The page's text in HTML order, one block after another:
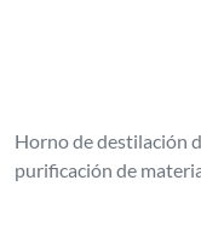
Horno de destilación
purificación de